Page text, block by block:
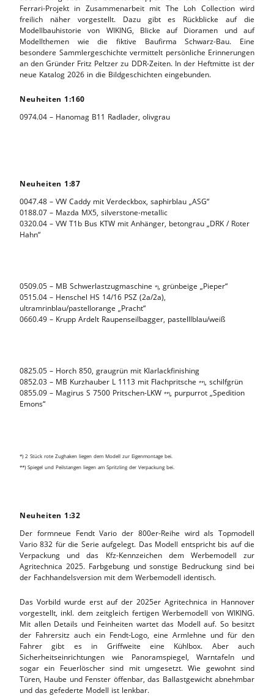
Ferrari-Projekt in Zusammenarbeit mit The Loh Collection wird
freilich näher vorgestellt. Dazu gibt es Rückblicke auf die
Modellbauhistorie von WIKING, Blicke auf Dioramen und auf
Modellthemen wie die fiktive Baufirma Schwarz-Bau. Eine
besondere Sammlergeschichte vermittelt persönliche Erinnerungen
an den Gründer Fritz Peltzer zu DDR-Zeiten. In der Heftmitte ist der
neue Katalog 2026 in die Bildgeschichten eingebunden.
Neuheiten 1:160
0974.04 – Hanomag B11 Radlader, olivgrau
Neuheiten 1:87
0047.48 – VW Caddy mit Verdeckbox, saphirblau „ASG“
0188.07 – Mazda MX5, silverstone-metallic
0320.04 – VW T1b Bus KTW mit Anhänger, betongrau „DRK / Roter
Hahn“
0509.05 – MB Schwerlastzugmaschine *), grünbeige „Pieper“
0515.04 – Henschel HS 14/16 PSZ (2a/2a),
ultramrinblau/pastellorange „Pracht“
0660.49 – Krupp Ardelt Raupenseilbagger, pastelllblau/weiß
0825.05 – Horch 850, graugrün mit Klarlackfinishing
0852.03 – MB Kurzhauber L 1113 mit Flachpritsche **), schilfgrün
0855.09 – Magirus S 7500 Pritschen-LKW **), purpurrot „Spedition
Emons“
*) 2 Stück rote Zughaken liegen dem Modell zur Eigenmontage bei.
**) Spiegel und Peilstangen liegen am Spritzling der Verpackung bei.
Neuheiten 1:32
Der formneue Fendt Vario der 800er-Reihe wird als Topmodell
Vario 832 für die Serie aufgelegt. Das Modell entspricht bis auf die
Verpackung und das Kfz-Kennzeichen dem Werbemodell zur
Agritechnica 2025. Farbgebung und sonstige Bedruckung sind bei
der Fachhandelsversion mit dem Werbemodell identisch.
Das Vorbild wurde erst auf der 2025er Agritechnica in Hannover
vorgestellt, inkl. dem zeitgleich fertigen Werbemodell von WIKING.
Mit allen Details und Feinheiten wartet das Modell auf. So besitzt
der Fahrersitz auch ein Fendt-Logo, eine Armlehne und für den
Fahrer gibt es in Griffweite eine Kühlbox. Aber auch
Sicherheitseinrichtungen wie Panoramspiegel, Warntafeln und
sogar ein Feuerlöscher sind mit umgesetzt. Wie gewohnt sind
Türen, Haube und Fenster öffenbar, das Ballastgewicht abnehmbar
und das gefederte Modell ist lenkbar.